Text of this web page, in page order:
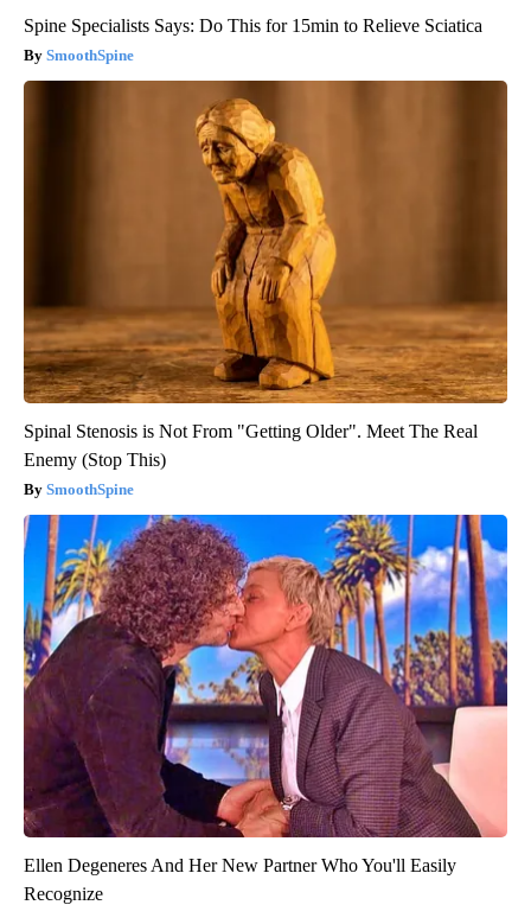
Spine Specialists Says: Do This for 15min to Relieve Sciatica
SmoothSpine
Spinal Stenosis is Not From "Getting Older". Meet The Real
Enemy (Stop This)
SmoothSpine
Ellen Degeneres And Her New Partner Who You'll Easily
Recognize